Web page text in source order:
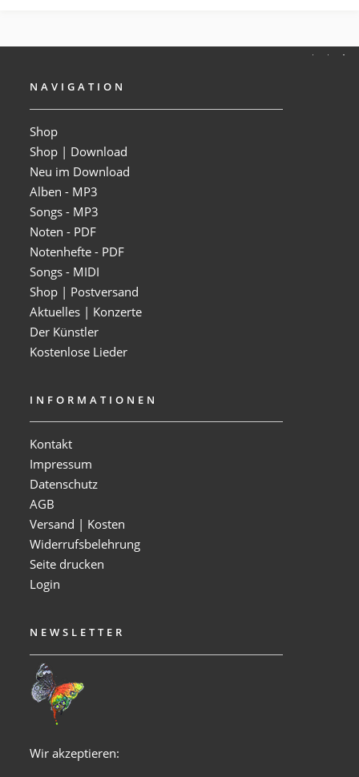
NAVIGATION
Shop
Shop | Download
Neu im Download
Alben - MP3
Songs - MP3
Noten - PDF
Notenhefte - PDF
Songs - MIDI
Shop | Postversand
Aktuelles | Konzerte
Der Künstler
Kostenlose Lieder
INFORMATIONEN
Kontakt
Impressum
Datenschutz
AGB
Versand | Kosten
Widerrufsbelehrung
Seite drucken
Login
NEWSLETTER
Wir akzeptieren: